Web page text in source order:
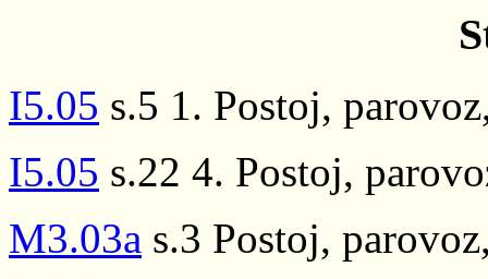
I5.05 s.5 1. Postoj,
I5.05 s.22 4. Postoj,
M3.03a s.3 Postoj,